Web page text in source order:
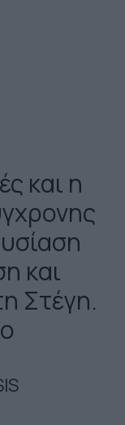
και η
και
Στέγη.